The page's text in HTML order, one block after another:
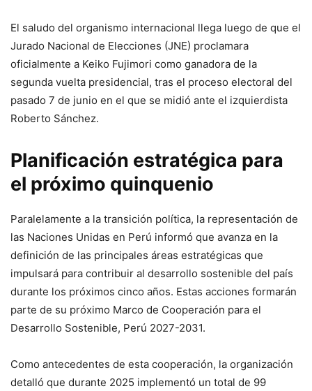
El saludo del organismo internacional llega luego de que el
Jurado Nacional de Elecciones (JNE) proclamara
oficialmente a Keiko Fujimori como ganadora de la
segunda vuelta presidencial, tras el proceso electoral del
pasado 7 de junio en el que se midió ante el izquierdista
Roberto Sánchez.
Planificación estratégica para
el próximo quinquenio
Paralelamente a la transición política, la representación de
las Naciones Unidas en Perú informó que avanza en la
definición de las principales áreas estratégicas que
impulsará para contribuir al desarrollo sostenible del país
durante los próximos cinco años. Estas acciones formarán
parte de su próximo Marco de Cooperación para el
Desarrollo Sostenible, Perú 2027-2031.
Como antecedentes de esta cooperación, la organización
detalló que durante 2025 implementó un total de 99